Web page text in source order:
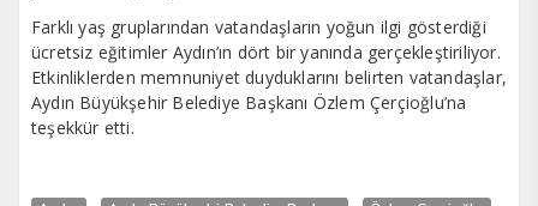
Farklı yaş gruplarından vatandaşların yoğun ilgi gösterdiği
ücretsiz eğitimler Aydın’ın dört bir yanında gerçekleştiriliyor.
Etkinliklerden memnuniyet duyduklarını belirten vatandaşlar,
Aydın Büyükşehir Belediye Başkanı Özlem Çerçioğlu’na
teşekkür etti.